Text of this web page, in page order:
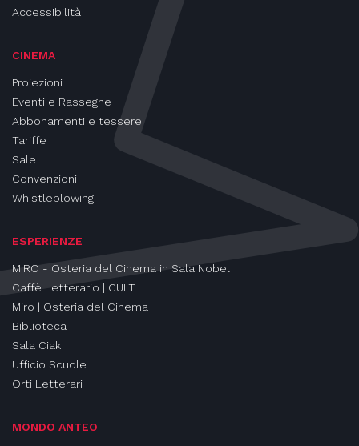
Accessibilità
CINEMA
Proiezioni
Eventi e Rassegne
Abbonamenti e tessere
Tariffe
Sale
Convenzioni
Whistleblowing
ESPERIENZE
MIRO - Osteria del Cinema in Sala Nobel
Caffè Letterario | CULT
Miro | Osteria del Cinema
Biblioteca
Sala Ciak
Ufficio Scuole
Orti Letterari
MONDO ANTEO